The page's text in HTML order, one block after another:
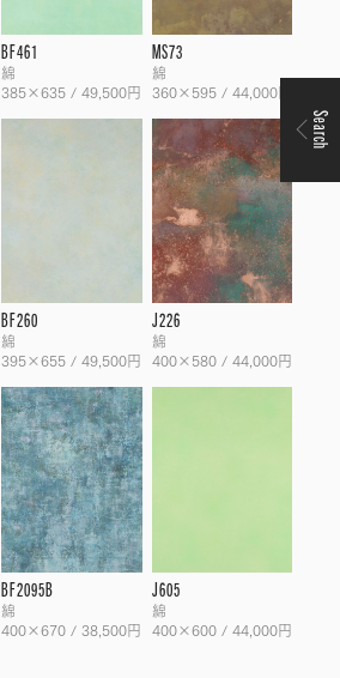
BF461
綿
385×635 / 49,500円
MS73
綿
360×595 / 44,000円
BF260
綿
395×655 / 49,500円
J226
綿
400×580 / 44,000円
BF2095B
綿
400×670 / 38,500円
J605
綿
400×600 / 44,000円
Search